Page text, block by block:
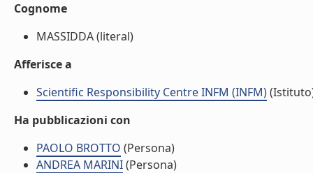
Cognome
MASSIDDA (literal)
Afferisce a
Scientific Responsibility Centre INFM (INFM)
Ha pubblicazioni con
PAOLO BROTTO (Persona)
ANDREA MARINI(Persona)